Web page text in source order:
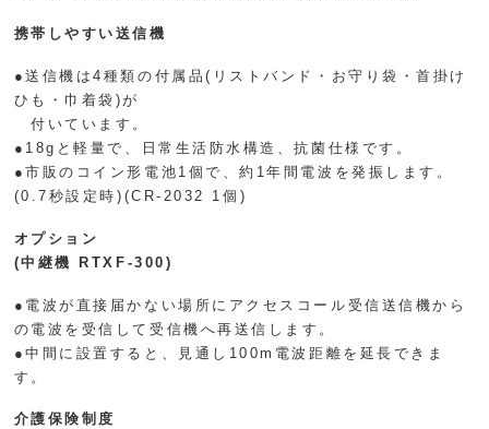
携帯しやすい送信機
●送信機は4種類の付属品(リストバンド・お守り袋・首掛け
ひも・巾着袋)が
付いています。
●18gと軽量で、日常生活防水構造、抗菌仕様です。
●市販のコイン形電池1個で、約1年間電波を発振します。
(0.7秒設定時)(CR-2032 1個)
オプション
(中継機 RTXF-300)
●電波が直接届かない場所にアクセスコール受信送信機から
の電波を受信して受信機へ再送信します。
●中間に設置すると、見通し100m電波距離を延長できま
す。
介護保険制度